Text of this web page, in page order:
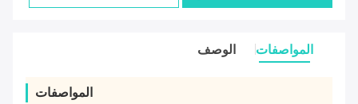
المواصفات الوصف
المواصفات